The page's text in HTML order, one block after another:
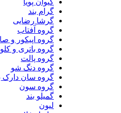
کیوان پویا
گرام بند
گرشا رضایی
گروه آفتاب
گروه اپیکور و صادق
گروه باتری و کلونل
گروه پالت
گروه دنگ شو
گروه سان دارک باند
گروه سون
گمیلو بند